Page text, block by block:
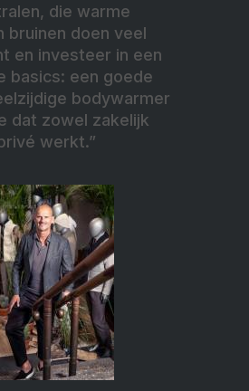
die warme
bruinen doen veel
en investeer in een
basics: een goede
bodywarmer
dat zowel zakelijk
werkt.”